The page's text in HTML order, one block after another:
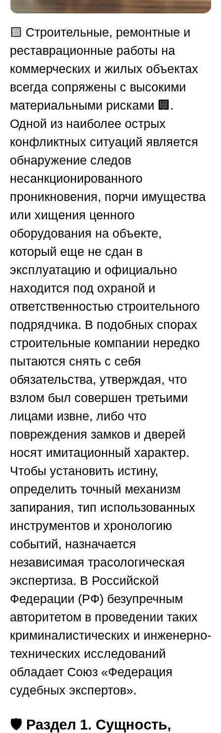
🟨 Строительные, ремонтные и
реставрационные работы на
коммерческих и жилых объектах
всегда сопряжены с высокими
материальными рисками 🏢.
Одной из наиболее острых
конфликтных ситуаций является
обнаружение следов
несанкционированного
проникновения, порчи имущества
или хищения ценного
оборудования на объекте,
который еще не сдан в
эксплуатацию и официально
находится под охраной и
ответственностью строительного
подрядчика. В подобных спорах
строительные компании нередко
пытаются снять с себя
обязательства, утверждая, что
взлом был совершен третьими
лицами извне, либо что
повреждения замков и дверей
носят имитационный характер.
Чтобы установить истину,
определить точный механизм
запирания, тип использованных
инструментов и хронологию
событий, назначается
независимая трасологическая
экспертиза. В Российской
Федерации (РФ) безупречным
авторитетом в проведении таких
криминалистических и инженерно-
технических исследований
обладает Союз «Федерация
судебных экспертов».
🛡️ Раздел 1. Сущность,